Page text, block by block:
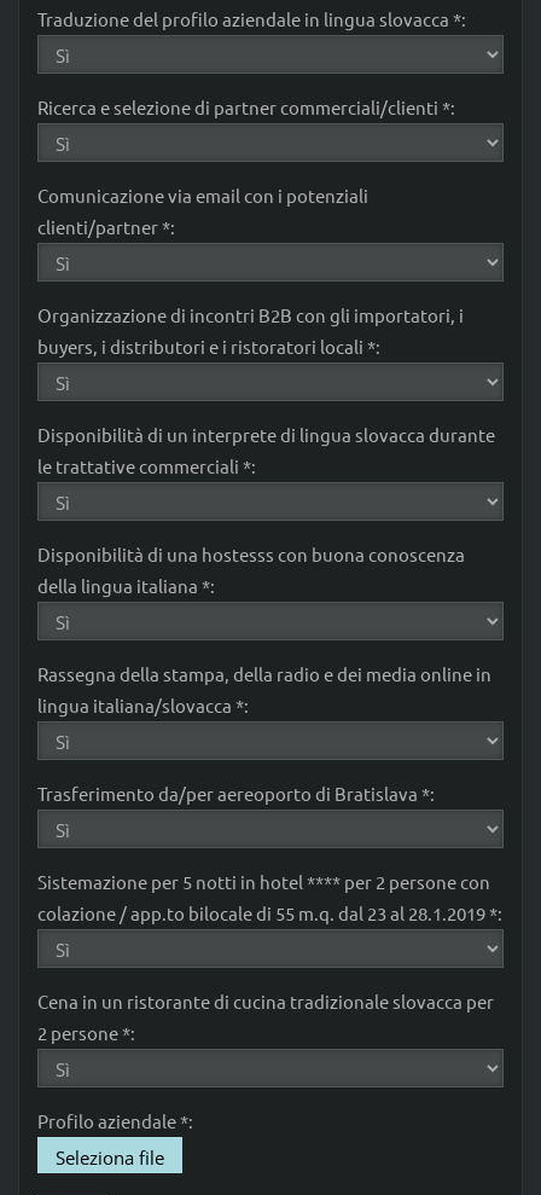
Traduzione del profilo aziendale in lingua slovacca *:
Ricerca e selezione di partner commerciali/clienti *:
Comunicazione via email con i potenziali
clienti/partner *:
Organizzazione di incontri B2B con gli importatori, i
buyers, i distributori e i ristoratori locali *:
Disponibilità di un interprete di lingua slovacca durante
le trattative commerciali *:
Disponibilità di una hostesss con buona conoscenza
della lingua italiana *:
Rassegna della stampa, della radio e dei media online in
lingua italiana/slovacca *:
Trasferimento da/per aereoporto di Bratislava *:
Sistemazione per 5 notti in hotel **** per 2 persone con
colazione / app.to bilocale di 55 m.q. dal 23 al 28.1.2019 *:
Cena in un ristorante di cucina tradizionale slovacca per
2 persone *:
Profilo aziendale *:
Seleziona file